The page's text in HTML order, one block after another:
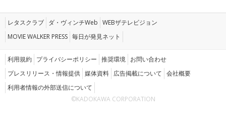
レタスクラブ ダ・ヴィンチWeb WEBザテレビジョン
MOVIE WALKER PRESS 毎日が発見ネット
利用規約 プライバシーポリシー 推奨環境 お問い合わせ
プレスリリース・情報提供 媒体資料 広告掲載について 会社概要
利用者情報の外部送信について
©KADOKAWA CORPORATION